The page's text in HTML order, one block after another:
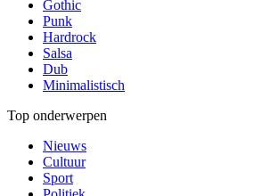
Gothic
Punk
Hardrock
Salsa
Dub
Minimalistisch
Top onderwerpen
Nieuws
Cultuur
Sport